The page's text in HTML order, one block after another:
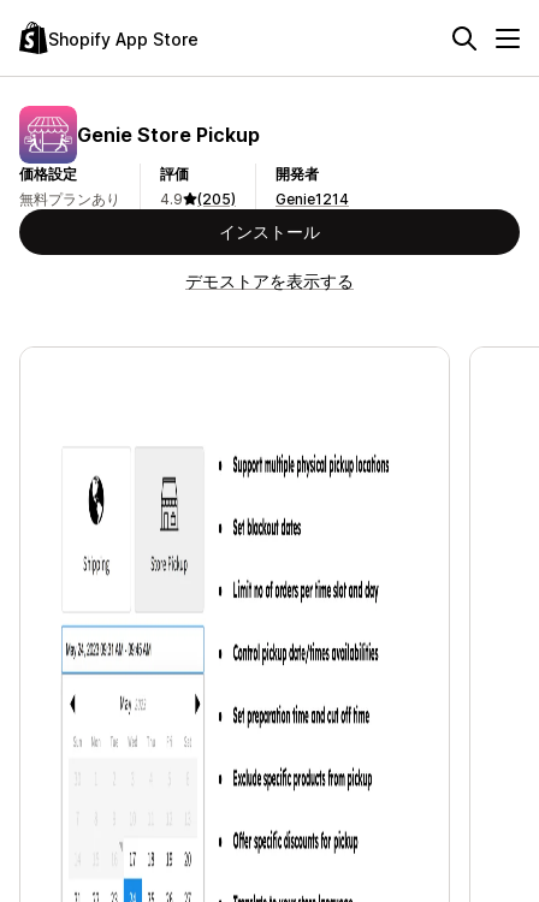
Shopify App Store
Genie Store Pickup
価格設定
無料プランあり
評価
4.9
(205)
開発者
Genie1214
インストール
デモストアを表示する